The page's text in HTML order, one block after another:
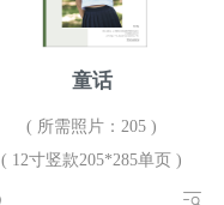
童话
( 所需照片：205 )
( 12寸竖款205*285单页 )